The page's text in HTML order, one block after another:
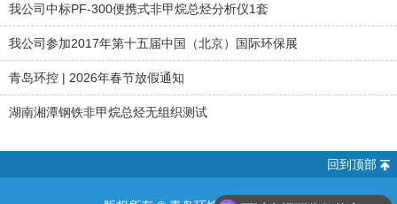
我公司中标PF-300便携式非甲烷总烃分析仪1套
我公司参加2017年第十五届中国（北京）国际环保展
青岛环控 | 2026年春节放假通知
湖南湘潭钢铁非甲烷总烃无组织测试
回到顶部